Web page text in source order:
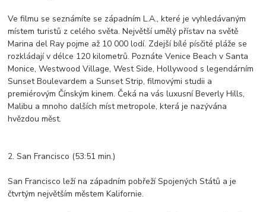
Ve filmu se seznámíte se západním L.A., které je vyhledávaným
místem turistů z celého světa. Největší umělý přístav na světě
Marina del Ray pojme až 10 000 lodí. Zdejší bílé písčité pláže se
rozkládají v délce 120 kilometrů. Poznáte Venice Beach v Santa
Monice, Westwood Village, West Side, Hollywood s legendárním
Sunset Boulevardem a Sunset Strip, filmovými studii a
premiérovým Čínským kinem. Čeká na vás luxusní Beverly Hills,
Malibu a mnoho dalších míst metropole, která je nazývána
hvězdou měst.
2. San Francisco (53:51 min.)
San Francisco leží na západním pobřeží Spojených Států a je
čtvrtým největším městem Kalifornie.